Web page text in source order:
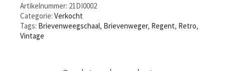
Artikelnummer: 21DI0002
Categorie: Verkocht
Tags: Brievenweegschaal, Brievenweger, Regent, Retro,
Vintage